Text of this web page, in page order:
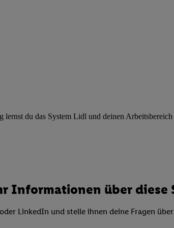
du das System Lidl und deinen
Informationen über diese
LinkedIn und stelle ihnen deine Fragen
und Kombination von Daten aus
Endgerät. Entwicklung und Verbesserung der